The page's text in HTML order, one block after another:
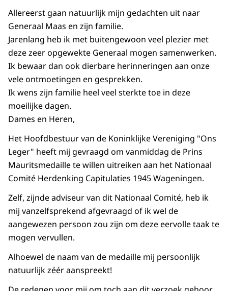
Allereerst gaan natuurlijk mijn gedachten uit naar
Generaal Maas en zijn familie.
Jarenlang heb ik met buitengewoon veel plezier met
deze zeer opgewekte Generaal mogen samenwerken.
Ik bewaar dan ook dierbare herinneringen aan onze
vele ontmoetingen en gesprekken.
Ik wens zijn familie heel veel sterkte toe in deze
moeilijke dagen.
Dames en Heren,
Het Hoofdbestuur van de Koninklijke Vereniging "Ons
Leger" heeft mij gevraagd om vanmiddag de Prins
Mauritsmedaille te willen uitreiken aan het Nationaal
Comité Herdenking Capitulaties 1945 Wageningen.
Zelf, zijnde adviseur van dit Nationaal Comité, heb ik
mij vanzelfsprekend afgevraagd of ik wel de
aangewezen persoon zou zijn om deze eervolle taak te
mogen vervullen.
Alhoewel de naam van de medaille mij persoonlijk
natuurlijk zéér aanspreekt!